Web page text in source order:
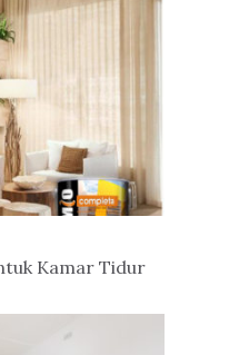
Kamar Tidur